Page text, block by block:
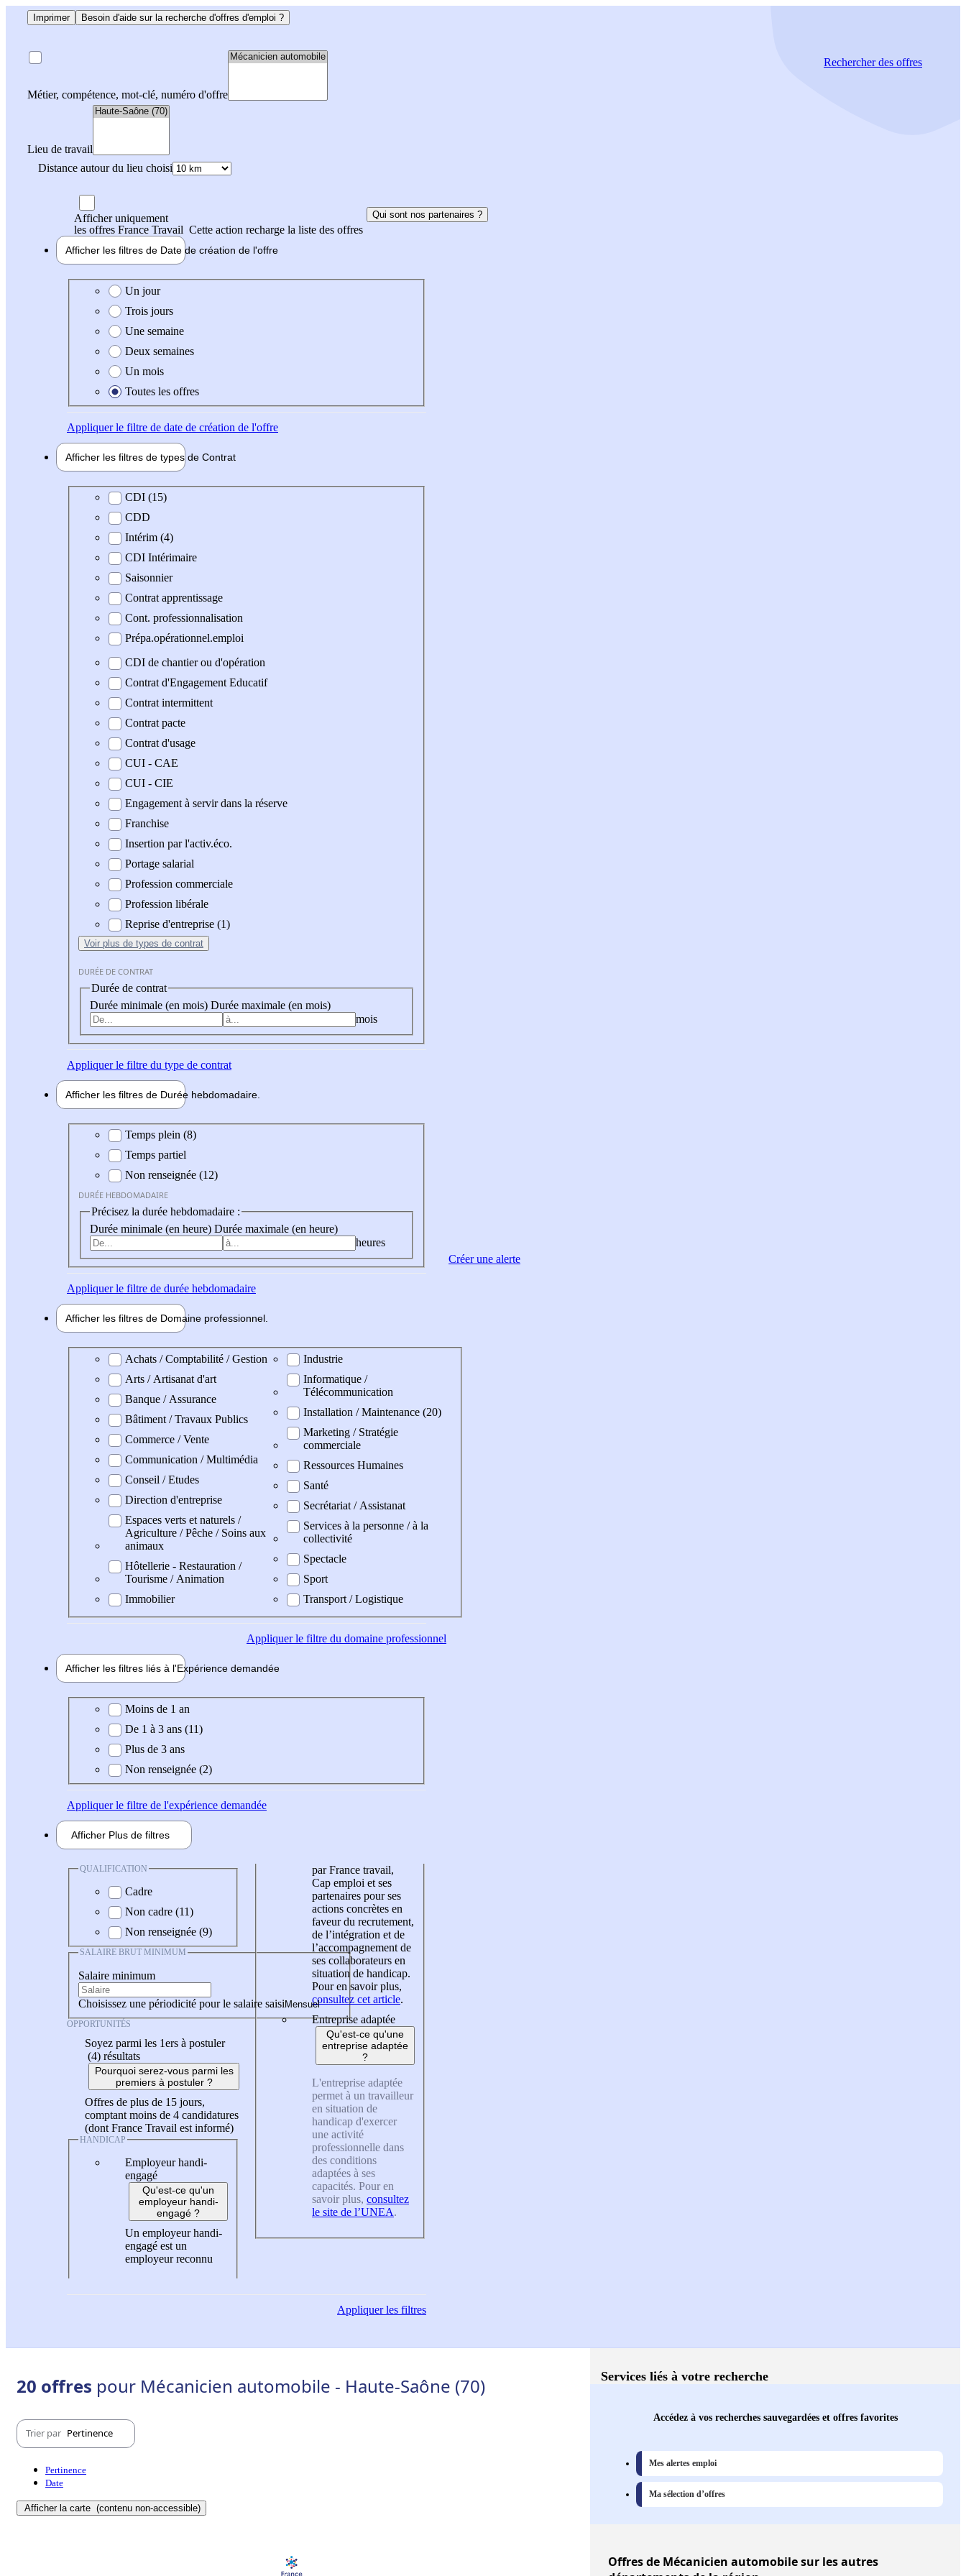
Imprimer Besoin d'aide sur la recherche d'offres d'emploi ?
Métier, compétence, mot-clé, numéro d'offre
Lieu de travail
Distance autour du lieu choisi
Rechercherdes offres
Afficher uniquement
les offres France Travail Cette action recharge la liste des offres
Qui sont nos partenaires ?
Afficher les filtres de Date de création de l'offre
Date de création de l'offre
Un jour
Trois jours
Une semaine
Deux semaines
Un mois
Toutes les offres
Appliquerle filtre de date de création de l'offre
Afficher les filtres de types de Contrat
Type de contratCDI (15)
CDD
Intérim (4)
CDI Intérimaire
Saisonnier
Contrat apprentissage
Cont. professionnalisation
Prépa.opérationnel.emploi
CDI de chantier ou d'opération
Contrat d'Engagement Educatif
Contrat intermittent
Contrat pacte
Contrat d'usage
CUI - CAE
CUI - CIE
Engagement à servir dans la réserve
Franchise
Insertion par l'activ.éco.
Portage salarial
Profession commerciale
Profession libérale
Reprise d'entreprise (1)
Voir plus de types de contrat
DURÉE DE CONTRAT
Durée de contrat
Durée minimale (en mois) Durée maximale (en mois)
mois
Appliquerle filtre du type de contrat
Afficher les filtres de Durée hebdomadaire
Durée hebdomadaire
Temps plein (8)
Temps partiel
Non renseignée (12)
DURÉE HEBDOMADAIRE
Précisez la durée hebdomadaire :
Durée minimale (en heure) Durée maximale (en heure)
heures
Appliquerle filtre de durée hebdomadaire
Afficher les filtres de Domaine professionnel
Domaine professionel
Achats / Comptabilité / Gestion
Arts / Artisanat d'art
Banque / Assurance
Bâtiment / Travaux Publics
Commerce / Vente
Communication / Multimédia
Conseil / Etudes
Direction d'entreprise
Espaces verts et naturels /
Agriculture / Pêche / Soins aux
animaux
Hôtellerie - Restauration /
Tourisme / Animation
Immobilier
Industrie
Informatique /
Télécommunication
Installation / Maintenance (20)
Marketing / Stratégie
commerciale
Ressources Humaines
Santé
Secrétariat / Assistanat
Services à la personne / à la
collectivité
Spectacle
Sport
Transport / Logistique
Appliquerle filtre du domaine professionnel
Afficher les filtres liés à l'Expérience demandée
Expérience demandée
Moins de 1 an
De 1 à 3 ans (11)
Plus de 3 ans
Non renseignée (2)
Appliquerle filtre de l'expérience demandée
Afficher Plus de filtres
QUALIFICATION
Cadre
Non cadre (11)
Non renseignée (9)
SALAIRE BRUT MINIMUM
Salaire minimum
Choisissez une périodicité pour le salaire saisi
OPPORTUNITÉS
Soyez parmi les 1ers à postuler
(4) résultats
Pourquoi serez-vous parmi les
premiers à postuler ?
Offres de plus de 15 jours,
comptant moins de 4 candidatures
(dont France Travail est informé)
HANDICAP
Employeur handi-
engagé
Qu'est-ce qu'un
employeur handi-
engagé ?
Un employeur handi-
engagé est un
employeur reconnu
par France travail,
Cap emploi et ses
partenaires pour ses
actions concrètes en
faveur du recrutement,
de l’intégration et de
l’accompagnement de
ses collaborateurs en
situation de handicap.
Pour en savoir plus,
consultez cet article.
Entreprise adaptée
Qu'est-ce qu'une
entreprise adaptée
?
L'entreprise adaptée
permet à un travailleur
en situation de
handicap d'exercer
une activité
professionnelle dans
des conditions
adaptées à ses
capacités. Pour en
savoir plus, consultez
le site de l’UNEA.
Appliquerles filtres
Créer une alerte
20 offres pour Mécanicien automobile - Haute-Saône (70)
Trier par Pertinence
Pertinence
Date
Afficher la carte (contenu non-accessible)
Services liés à votre recherche
Accédez à vos recherches sauvegardées et offres favorites
Mes alertes emploi
Ma sélection d’offres
Offresde Mécanicien automobile sur les autres